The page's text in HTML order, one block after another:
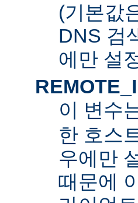
(기본값
DNS 검
에만 설
이 변수
한 호스
우에만
때문에